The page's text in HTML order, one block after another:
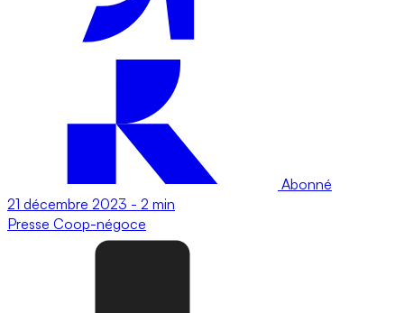
Abonné
21 décembre 2023 - 2 min
Presse Coop-négoce